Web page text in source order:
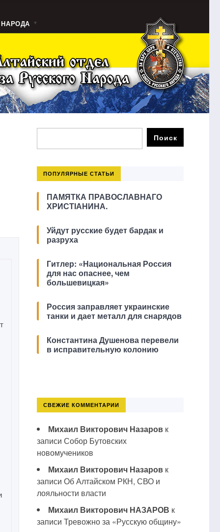
ПОПУЛЯРНЫЕ СТАТЬИ
ПАМЯТКА ПРАВОСЛАВНАГО
ХРИСТІАНИНА.
Уйдут русские будет бардак и
разруха
Гитлер: «Национальная Россия
для нас опаснее, чем
большевицкая»
Россия заправляет украинские
танки и дает металл для снарядов
Константина Душенова перевели
в исправительную колонию
СВЕЖИЕ КОММЕНТАРИИ
Михаил Викторович Назаровк
записи Собор Бутовских
новомучеников
Михаил Викторович Назаровк
записи Об Алтайском РКН, СВО и
лояльности власти
Михаил Викторович НАЗАРОВ к
записи Тревожно за «Русскую общину»